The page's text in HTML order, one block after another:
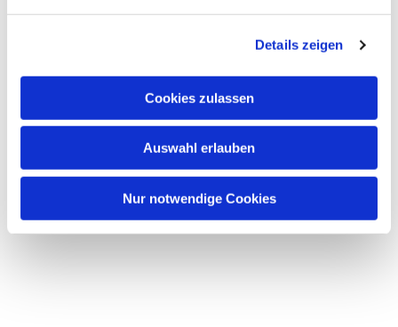
Details zeigen
Cookies zulassen
Auswahl erlauben
Nur notwendige Cookies
Dies könnte Sie auch
interessieren